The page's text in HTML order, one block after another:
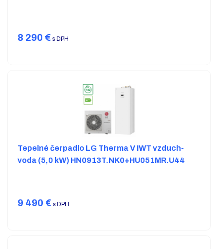
8 290 € s DPH
Tepelné čerpadlo LG Therma V IWT vzduch-
voda (5,0 kW) HN0913T.NK0+HU051MR.U44
9 490 € s DPH